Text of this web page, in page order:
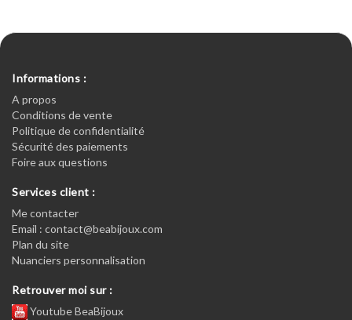
Informations :
A propos
Conditions de vente
Politique de confidentialité
Sécurité des paiements
Foire aux questions
Services client :
Me contacter
Email : contact@beabijoux.com
Plan du site
Nuanciers personnalisation
Retrouver moi sur :
Youtube BeaBijoux